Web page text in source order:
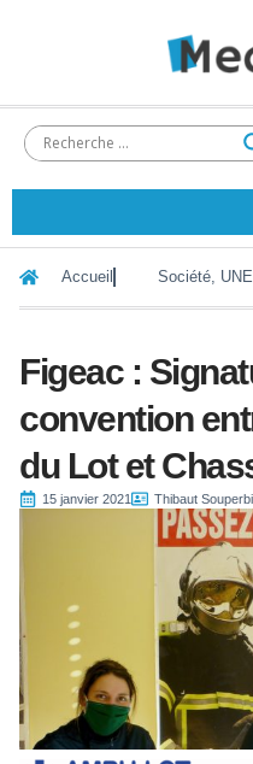
Accueil Société, UNE
Figeac :
convention
du Lot et
15 janvier 2021 Thibaut